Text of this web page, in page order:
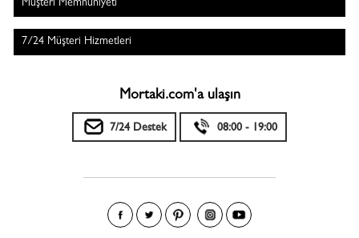
Müşteri Memnuniyeti
7/24 Müşteri Hizmetleri
Mortaki.com'a ulaşın
7/24 Destek 08:00 - 19:00